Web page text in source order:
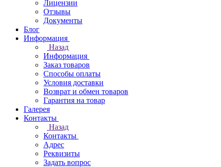
Лицензии
Отзывы
Документы
Блог
Информация
Назад
Информация
Заказ товаров
Способы оплаты
Условия доставки
Возврат и обмен товаров
Гарантия на товар
Галерея
Контакты
Назад
Контакты
Адрес
Реквизиты
Задать вопрос